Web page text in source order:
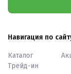
Навигация по
Каталог
Трейд-ин